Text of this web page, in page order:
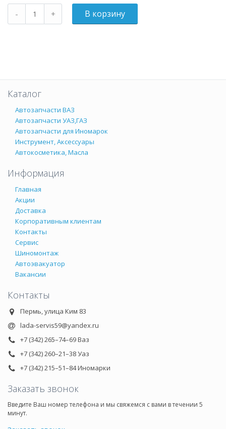
Каталог
Автозапчасти ВАЗ
Автозапчасти УАЗ,ГАЗ
Автозапчасти для Иномарок
Инструмент, Аксессуары
Автокосметика, Масла
Информация
Главная
Акции
Доставка
Корпоративным клиентам
Контакты
Сервис
Шиномонтаж
Автоэвакуатор
Вакансии
Контакты
Пермь, улица Ким 83
lada-servis59@yandex.ru
+7 (342) 265–74–69 Ваз
+7 (342) 260–21–38 Уаз
+7 (342) 215–51–84 Иномарки
Заказать звонок
Введите Ваш номер телефона и мы свяжемся с вами в течении 5
минут.